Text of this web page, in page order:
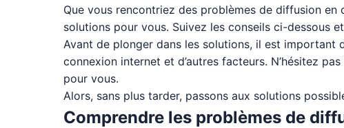
Que vous rencontriez des problèmes de diffusion
solutions pour vous. Suivez les conseils ci-dessous
Avant de plonger dans les solutions, il est
connexion internet et d’autres facteurs. N’hésitez
pour vous.
Alors, sans plus tarder, passons aux solutions
Comprendre les problèmes de